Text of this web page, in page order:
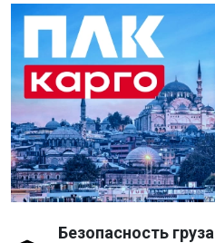
Безопасность груза